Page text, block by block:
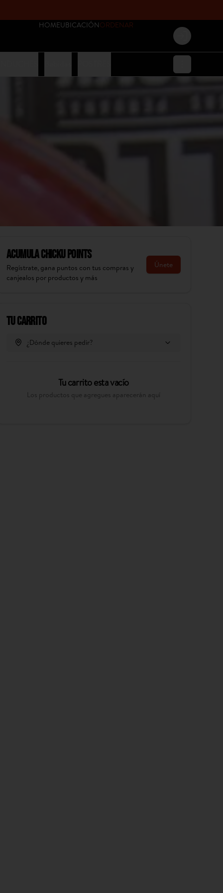
HOMEUBICACIÓNORDENAR
Login
AcumulaChicku Points
Regístrate, gana puntos con tus compras y
canjealos por productos y más
Únete
Tu Carrito
¿Dónde quieres pedir?
Tu carrito esta vacío
Los productos que agregues aparecerán aquí